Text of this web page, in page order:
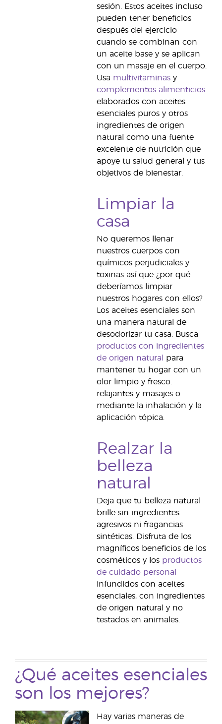
sesión. Estos aceites incluso
pueden tener beneficios
después del ejercicio
cuando se combinan con
un aceite base y se aplican
con un masaje en el cuerpo.
Usa multivitaminas y
complementos alimenticios
elaborados con aceites
esenciales puros y otros
ingredientes de origen
natural como una fuente
excelente de nutrición que
apoye tu salud general y tus
objetivos de bienestar.
Limpiar la
casa
No queremos llenar
nuestros cuerpos con
químicos perjudiciales y
toxinas así que ¿por qué
deberíamos limpiar
nuestros hogares con ellos?
Los aceites esenciales son
una manera natural de
desodorizar tu casa. Busca
productos con ingredientes
de origen natural
para
mantener tu hogar con un
olor limpio y fresco.
relajantes y masajes o
mediante la inhalación y la
aplicación tópica.
Realzar la
belleza
natural
Deja que tu belleza natural
brille sin ingredientes
agresivos ni fragancias
sintéticas. Disfruta de los
magníficos beneficios de los
cosméticos y los productos
de cuidado personal
infundidos con aceites
esenciales, con ingredientes
de origen natural y no
testados en animales.
¿Qué aceites esenciales
son los mejores?
Hay varias maneras de